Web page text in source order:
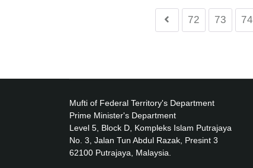
72 73 74
Mufti of Federal Territory's Department
Prime Minister's Department
Level 5, Block D, Kompleks Islam Putrajaya
No. 3, Jalan Tun Abdul Razak, Presint 3
62100 Putrajaya, Malaysia.